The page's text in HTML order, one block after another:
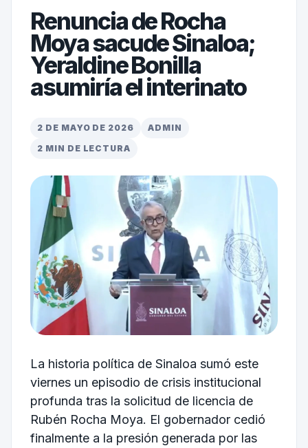
Renuncia de Rocha
Moya sacude Sinaloa;
Yeraldine Bonilla
asumiría el interinato
2 DE MAYO DE 2026
ADMIN
2 MIN DE LECTURA
La historia política de Sinaloa sumó este
viernes un episodio de crisis institucional
profunda tras la solicitud de licencia de
Rubén Rocha Moya. El gobernador cedió
finalmente a la presión generada por las